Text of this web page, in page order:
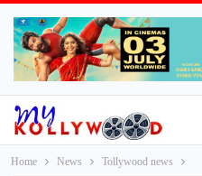
Home News Tollywood news